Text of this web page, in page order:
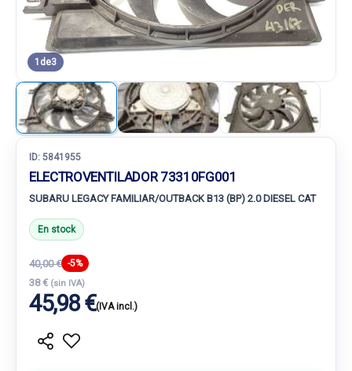
1 de3
ID: 5841955
ELECTROVENTILADOR 73310FG001
SUBARU LEGACY FAMILIAR/OUTBACK B13 (BP) 2.0 DIESEL CAT
En stock
40,00 € -5%
38 € (sin IVA)
45,98 €(IVA incl.)